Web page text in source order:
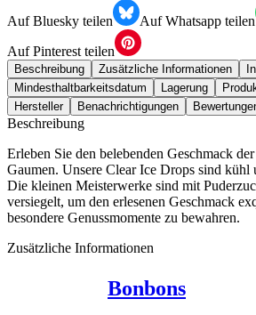
Auf Bluesky teilen
Auf Whatsapp teilen
Auf Pinterest teilen
Beschreibung Zusätzliche Informationen
Mindesthaltbarkeitsdatum
Lagerung
Hersteller
Benachrichtigungen
Beschreibung
Erleben Sie den belebenden Geschmack
Gaumen. Unsere Clear Ice Drops sind kühl
Die kleinen Meisterwerke sind mit
versiegelt, um den erlesenen Geschmack
besondere Genussmomente zu bewahren.
Zusätzliche Informationen
Bonbons